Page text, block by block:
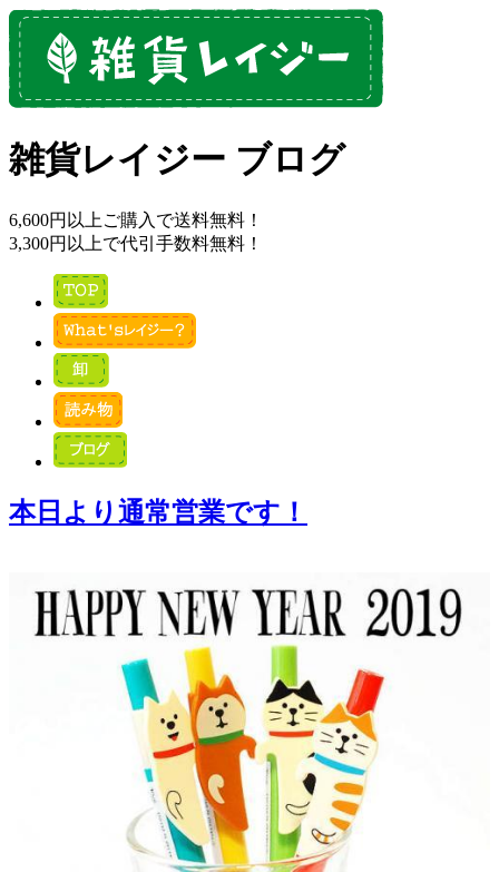
雑貨レイジー ブログ
6,600円以上ご購入で送料無料！
3,300円以上で代引手数料無料！
本日より通常営業です！